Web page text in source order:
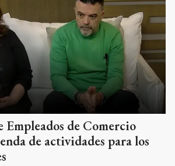
Empleados de Comercio
de actividades para los